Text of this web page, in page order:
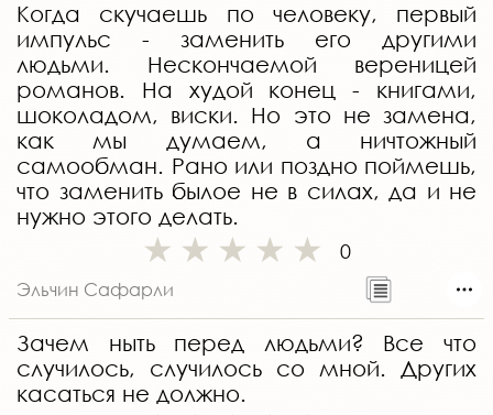
Когда скучаешь по человеку, первый
импульс - заменить его другими
людьми. Нескончаемой вереницей
романов. На худой конец - книгами,
шоколадом, виски. Но это не замена,
как мы думаем, а ничтожный
самообман. Рано или поздно поймешь,
что заменить былое не в силах, да и не
нужно этого делать.
0
Эльчин Сафарли
Зачем ныть перед людьми? Все что
случилось, случилось со мной. Других
касаться не должно.